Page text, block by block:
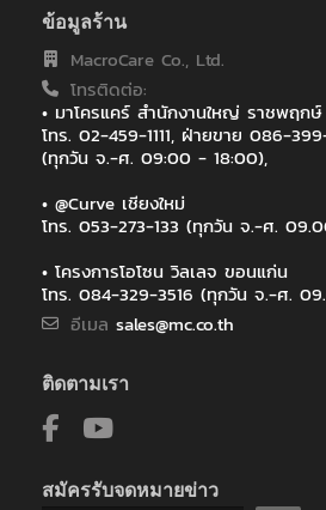
ไทยประกันชีวิต สาขา เซ็นทรัล เฟสติวัล เชีย
ไทยประกันชีวิต สาขาเกาะสมุย
ไทยประกันชีวิตสาขาสกลนคร
ไปรษณีย์ไทย (สำหรับระบบ EMS)
ข้อมูลร้าน
MacroCare Co., Ltd.
โทรติดต่อ:
• มาโครแคร์ สำนักงานใหญ่ ราชพฤกษ์
โทร. 02-459-1111, ฝ่ายขาย 086-
(ทุกวัน จ.-ศ. 09:00 - 18:00),
• @Curve เชียงใหม่
โทร. 053-273-133 (ทุกวัน จ.-ศ.
• โครงการโอโซน วิลเลจ ขอนแก่น
โทร. 084-329-3516 (ทุกวัน จ.-ศ.
อีเมล sales@mc.co.th
ติดตามเรา
สมัครรับจดหมายข่าว